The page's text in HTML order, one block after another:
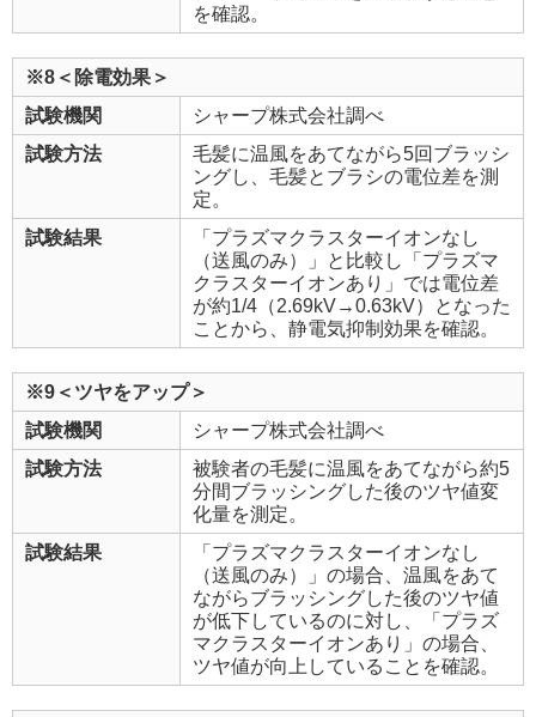
を確認。
※8＜除電効果＞
試験機関
シャープ株式会社調べ
試験方法
毛髪に温風をあてながら5回ブラッシ
ングし、毛髪とブラシの電位差を測
定。
試験結果
「プラズマクラスターイオンなし
（送風のみ）」と比較し「プラズマ
クラスターイオンあり」では電位差
が約1/4（2.69kV→0.63kV）となった
ことから、静電気抑制効果を確認。
※9＜ツヤをアップ＞
試験機関
シャープ株式会社調べ
試験方法
被験者の毛髪に温風をあてながら約5
分間ブラッシングした後のツヤ値変
化量を測定。
試験結果
「プラズマクラスターイオンなし
（送風のみ）」の場合、温風をあて
ながらブラッシングした後のツヤ値
が低下しているのに対し、「プラズ
マクラスターイオンあり」の場合、
ツヤ値が向上していることを確認。